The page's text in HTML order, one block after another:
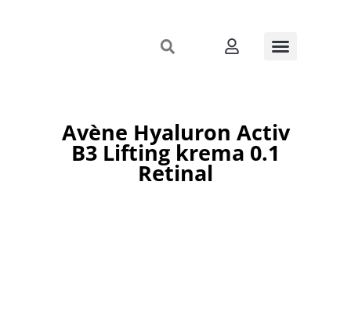
Avène Hyaluron Activ
B3 Lifting krema 0.1
Retinal